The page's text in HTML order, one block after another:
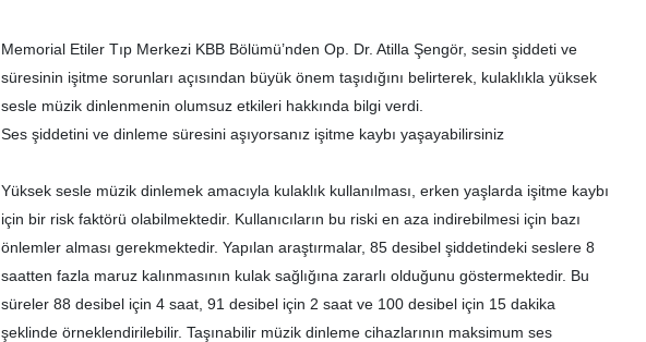
Memorial Etiler Tıp Merkezi KBB Bölümü’nden Op. Dr. Atilla Şengör, sesin şiddeti ve
süresinin işitme sorunları açısından büyük önem taşıdığını belirterek, kulaklıkla yüksek
sesle müzik dinlenmenin olumsuz etkileri hakkında bilgi verdi.
Ses şiddetini ve dinleme süresini aşıyorsanız işitme kaybı yaşayabilirsiniz
Yüksek sesle müzik dinlemek amacıyla kulaklık kullanılması, erken yaşlarda işitme kaybı
için bir risk faktörü olabilmektedir. Kullanıcıların bu riski en aza indirebilmesi için bazı
önlemler alması gerekmektedir. Yapılan araştırmalar, 85 desibel şiddetindeki seslere 8
saatten fazla maruz kalınmasının kulak sağlığına zararlı olduğunu göstermektedir. Bu
süreler 88 desibel için 4 saat, 91 desibel için 2 saat ve 100 desibel için 15 dakika
şeklinde örneklendirilebilir. Taşınabilir müzik dinleme cihazlarının maksimum ses